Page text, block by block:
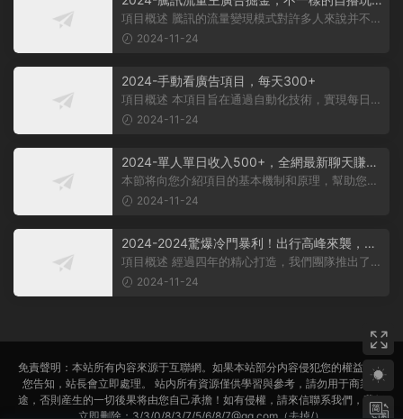
法，日賺500-1000+，無設備要求
項目概述 騰訊的流量變現模式對許多人來說并不陌
生，大多數人對其盈利方式有所了...
2024-11-24
2024-手動看廣告項目，每天300+
項目概述 本項目旨在通過自動化技術，實現每日觀
2024-11-24
2024-單人單日收入500+，全網最新聊天賺
米！适合所有人群簡單暴力！
本節将向您介紹項目的基本機制和原理，幫助您理
解項目的基本概念。 在項目實施前...
2024-11-24
2024-2024驚爆冷門暴利！出行高峰來襲，裏
程積分，高爆發期，一單300+—2000+，月入
過萬不是夢！
項目概述 經過四年的精心打造，我們團隊推出了一
個從未對外公布的項目——利用裏...
2024-11-24
免責聲明：本站所有内容來源于互聯網。如果本站部分内容侵犯您的權益，請
您告知，站長會立即處理。 站内所有資源僅供學習與參考，請勿用于商業用
途，否則産生的一切後果将由您自己承擔！如有侵權，請來信聯系我們，我們
立即删除：3/3/0/8/3/7/5/6/8/7@qq.com（去掉/）